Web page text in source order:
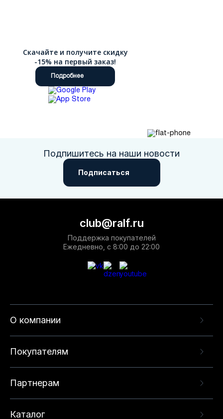
Скачайте и получите скидку
-15% на первый заказ!
Подробнее
Подпишитесь на наши новости
Подписаться
О компании
Покупателям
Партнерам
Каталог
club@ralf.ru
Поддержка покупателей
Ежедневно, с 8:00 до 22:00